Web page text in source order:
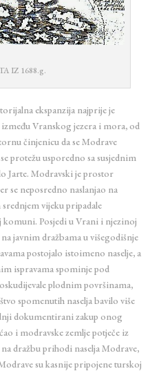
IZ 1688.g.
ekspanzija najprije je
Vranskog jezera i mora, od
činjenicu da se Modrave
protežu usporedno sa susjednim
Jarte. Modravski je prostor
se neposredno naslanjao na
vijeku pripadale
Posjedi u Vrani i njezinoj
javnim dražbama u višegodišnje
postojalo istoimeno naselje, a
ispravama spominje pod
plodnim površinama,
spomenutih naselja bavilo više
dokumentirani zakup onog
i modravske zemlje potječe iz
dražbu prihodi naselja Modrave,
su kasnije pripojene turskoj